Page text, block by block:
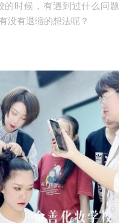
时候，有遇到过什么问题
没有退缩的想法呢？